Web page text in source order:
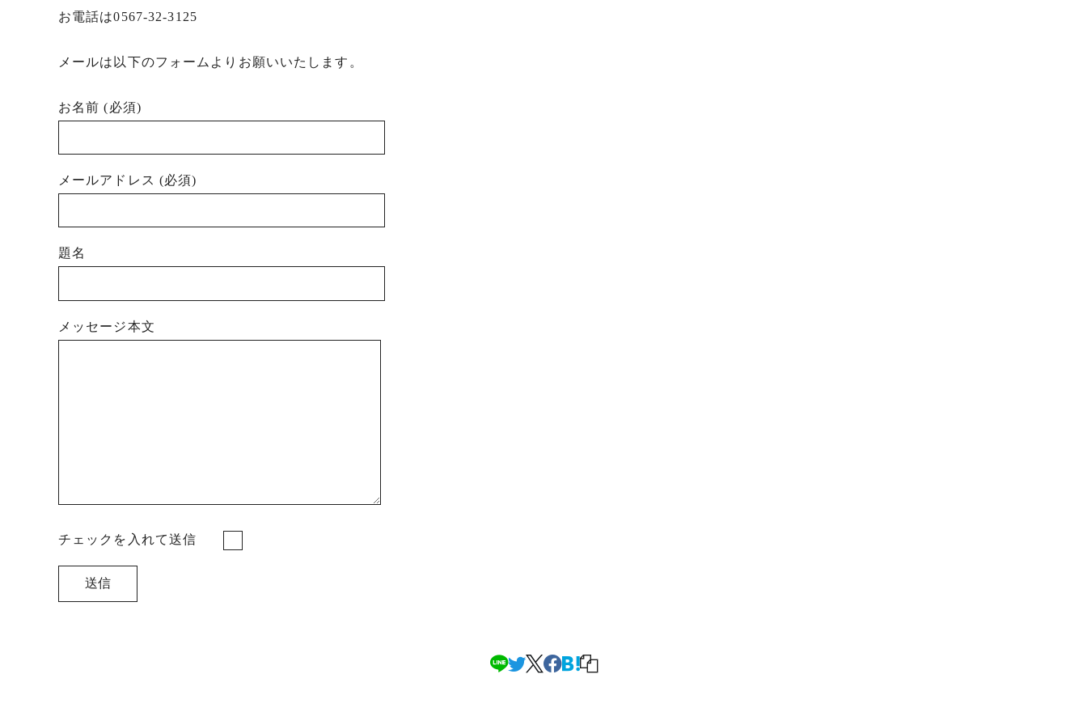
お電話は0567-32-3125
メールは以下のフォームよりお願いいたします。
お名前 (必須)
メールアドレス (必須)
題名
メッセージ本文
チェックを入れて送信